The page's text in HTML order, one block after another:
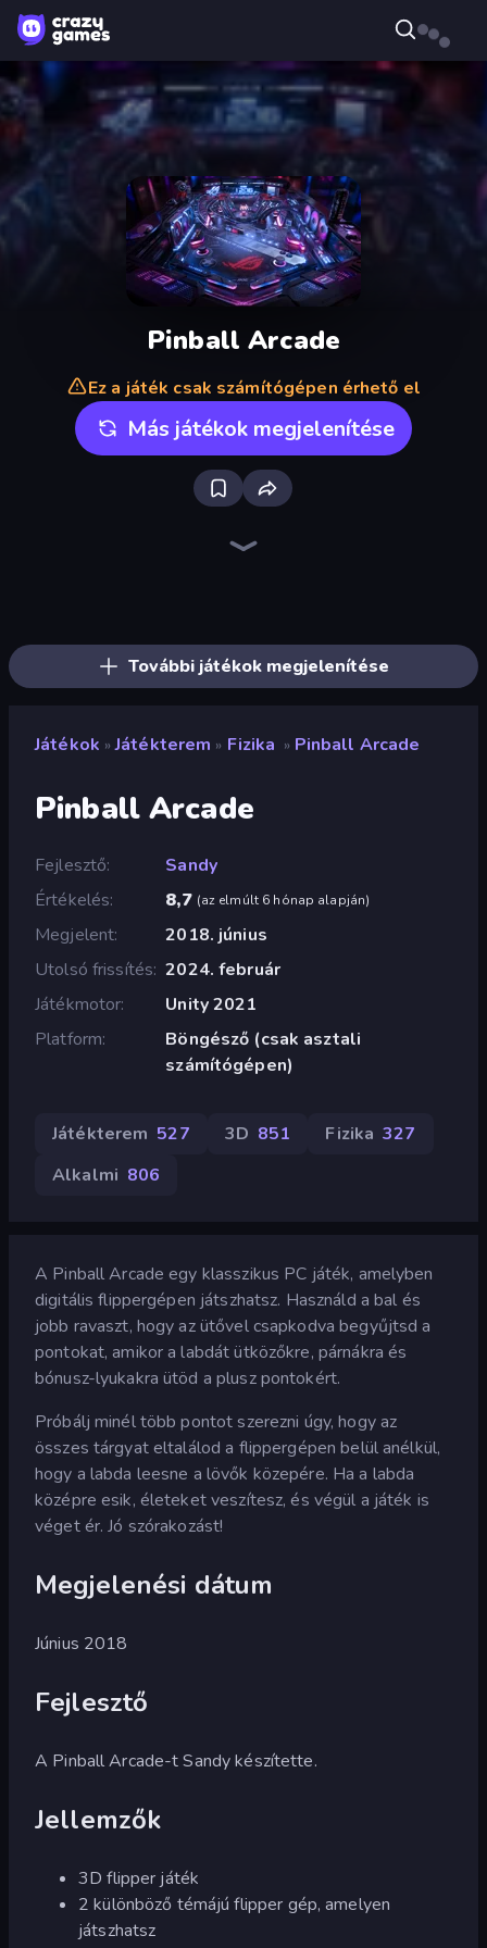
Pinball Arcade
Ez a játék csak számítógépen érhető el
Más játékok megjelenítése
További játékok megjelenítése
Játékok » Játékterem » Fizika » Pinball Arcade
Pinball Arcade
Fejlesztő
Sandy
Értékelés
8,7 (az elmúlt 6 hónap alapján)
Megjelent
2018. június
Utolsó frissítés 2024. február
Játékmotor
Unity 2021
Platform
Böngésző (csak asztali
számítógépen)
Játékterem 527 3D 851 Fizika 327
Alkalmi 806
A Pinball Arcade egy klasszikus PC játék, amelyben
digitális flippergépen játszhatsz. Használd a bal és
jobb ravaszt, hogy az ütővel csapkodva begyűjtsd a
pontokat, amikor a labdát ütközőkre, párnákra és
bónusz-lyukakra ütöd a plusz pontokért.
Próbálj minél több pontot szerezni úgy, hogy az
összes tárgyat eltalálod a flippergépen belül anélkül,
hogy a labda leesne a lövők közepére. Ha a labda
középre esik, életeket veszítesz, és végül a játék is
véget ér. Jó szórakozást!
Megjelenési dátum
Június 2018
Fejlesztő
A Pinball Arcade-t Sandy készítette.
Jellemzők
3D flipper játék
2 különböző témájú flipper gép, amelyen
játszhatsz